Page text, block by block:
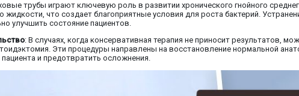
трубы играют ключевую роль в развитии хронического гнойного
жидкости, что создает благоприятные условия для роста бактерий.
улучшить состояние пациентов.
: В случаях, когда консервативная терапия не приносит результатов,
Эти процедуры направлены на восстановление нормальной
и предотвратить осложнения.